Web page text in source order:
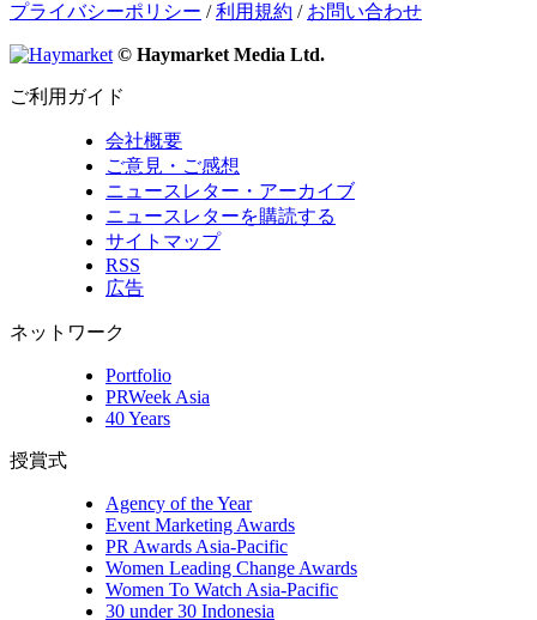
プライバシーポリシー /利用規約 / お問い合わせ
© Haymarket Media Ltd.
ご利用ガイド
会社概要
ご意見・ご感想
ニュースレター・アーカイブ
ニュースレターを購読する
サイトマップ
RSS
広告
ネットワーク
Portfolio
PRWeek Asia
40 Years
授賞式
Agency of the Year
Event Marketing Awards
PR Awards Asia-Pacific
Women Leading Change Awards
Women To Watch Asia-Pacific
30 under 30 Indonesia